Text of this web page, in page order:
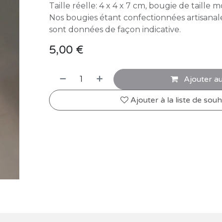
Taille réelle: 4 x 4 x 7 cm, bougie de taille
Nos bougies étant confectionnées
sont données de façon indicative.
5,00 €
Ajouter
Ajouter à la liste de